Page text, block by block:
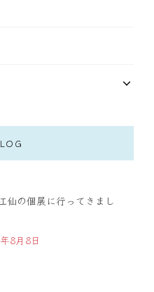
仙の個展に行ってきまし
8月8日